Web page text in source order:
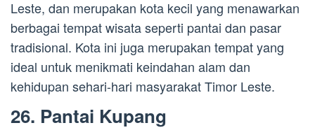
Leste, dan merupakan kota kecil yang menawarkan
berbagai tempat wisata seperti pantai dan pasar
tradisional. Kota ini juga merupakan tempat yang
ideal untuk menikmati keindahan alam dan
kehidupan sehari-hari masyarakat Timor Leste.
26. Pantai Kupang